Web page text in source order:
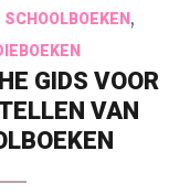
SCHOOLBOEKEN ,
GIDS VOOR
VAN